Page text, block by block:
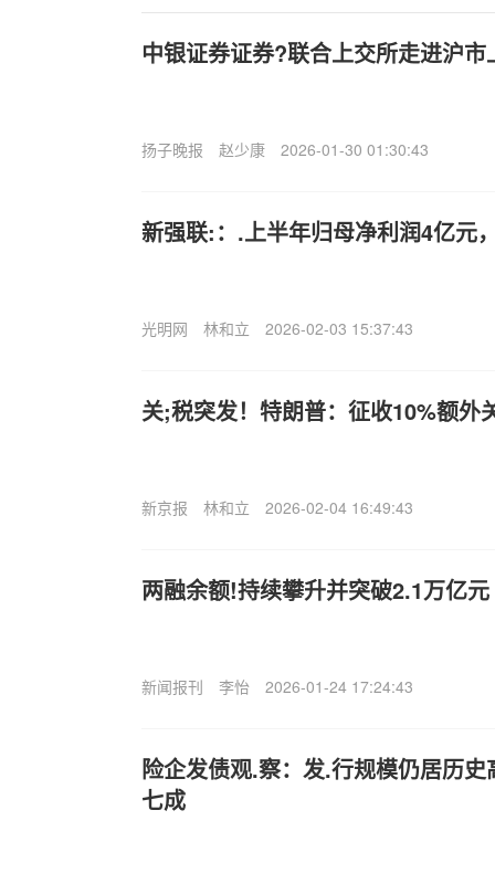
中银证券证券?联合上交所走进沪
扬子晚报 赵少康 2026-01-30 01:30:43
新强联:：.上半年归母净利润4亿元
光明网 林和立 2026-02-03 15:37:43
关;税突发！特朗普：征收10%额外
新京报 林和立 2026-02-04 16:49:43
两融余额!持续攀升并突破2.1万亿元
新闻报刊 李怡 2026-01-24 17:24:43
险企发债观.察：发.行规模仍居历
七成